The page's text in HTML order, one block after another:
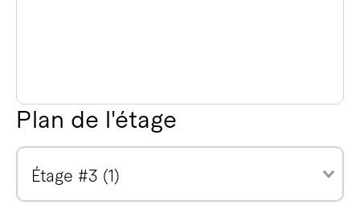
Plan de l'étage
Étage #3 (1)